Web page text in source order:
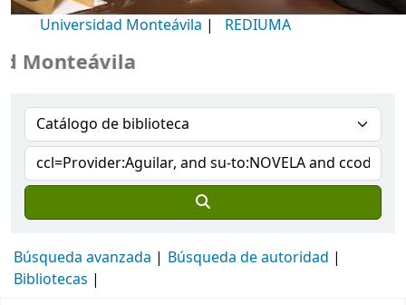
Universidad Monteávila | REDIUMA
Búsqueda avanzada
Búsqueda de autoridad
Bibliotecas